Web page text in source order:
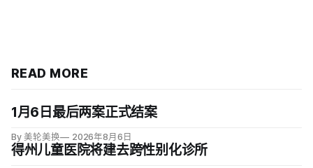
READ MORE
1月6日最后两案正式结案
By 美轮美换 2026年8月6日
得州儿童医院将建去跨性别化诊所